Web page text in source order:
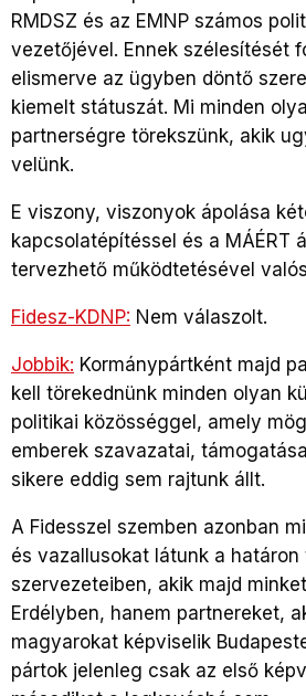
RMDSZ és az EMNP számos
vezetőjével. Ennek szélesítését
elismerve az ügyben döntő
kiemelt státuszát. Mi minden
partnerségre törekszünk, akik
velünk.
E viszony, viszonyok ápolása
kapcsolatépítéssel és a MÁÉRT
tervezhető működtetésével
Fidesz-KDNP: Nem válaszolt.
Jobbik: Kormánypártként majd
kell törekednünk minden olyan
politikai közösséggel, amely
emberek szavazatai,
sikere eddig sem rajtunk állt.
A Fidesszel szemben azonban
és vazallusokat látunk a
szervezeteiben, akik majd
Erdélyben, hanem partnereket,
magyarokat képviselik
pártok jelenleg csak az első